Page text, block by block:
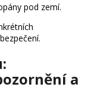
pod zemí.
a